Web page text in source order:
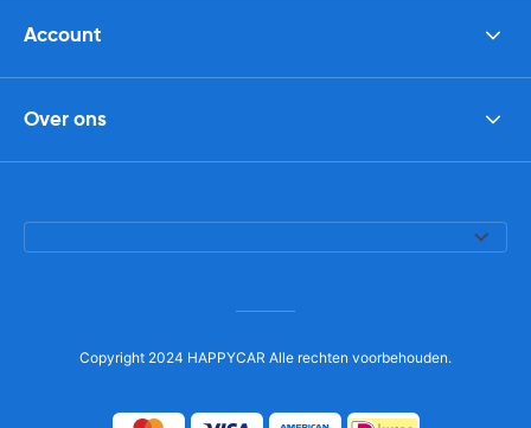
Account
Over ons
Copyright 2024 HAPPYCAR Alle rechten voorbehouden.